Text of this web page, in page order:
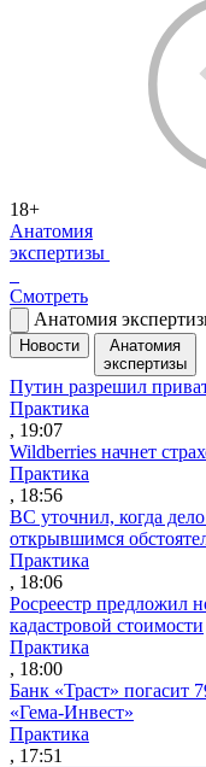
18+
Анатомия
экспертизы
Смотреть
Анатомия
Новости
Анатомия
экспертизы
Путин разрешил
Практика
, 19:07
Wildberries начнет
Практика
, 18:56
ВС уточнил, когда
открывшимся
Практика
, 18:06
Росреестр предложил
кадастровой стоимости
Практика
, 18:00
Банк «Траст» погасит
«Гема-Инвест»
Практика
, 17:51